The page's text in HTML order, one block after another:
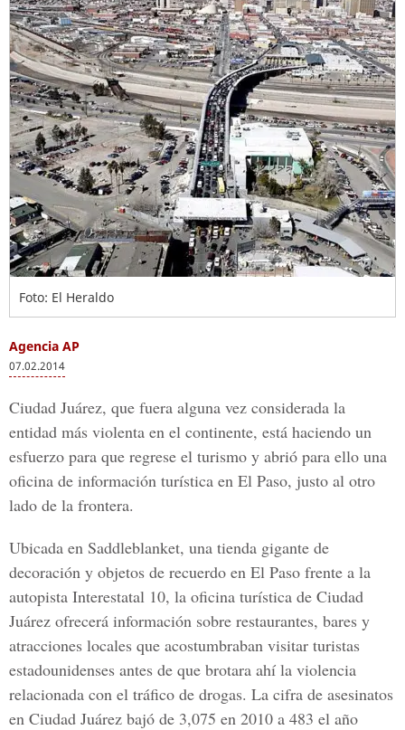
Foto: El Heraldo
Agencia AP
07.02.2014
Ciudad Juárez, que fuera alguna vez considerada la
entidad más violenta en el continente, está haciendo un
esfuerzo para que regrese el turismo y abrió para ello una
oficina de información turística en El Paso, justo al otro
lado de la frontera.
Ubicada en Saddleblanket, una tienda gigante de
decoración y objetos de recuerdo en El Paso frente a la
autopista Interestatal 10, la oficina turística de Ciudad
Juárez ofrecerá información sobre restaurantes, bares y
atracciones locales que acostumbraban visitar turistas
estadounidenses antes de que brotara ahí la violencia
relacionada con el tráfico de drogas. La cifra de asesinatos
en Ciudad Juárez bajó de 3,075 en 2010 a 483 el año